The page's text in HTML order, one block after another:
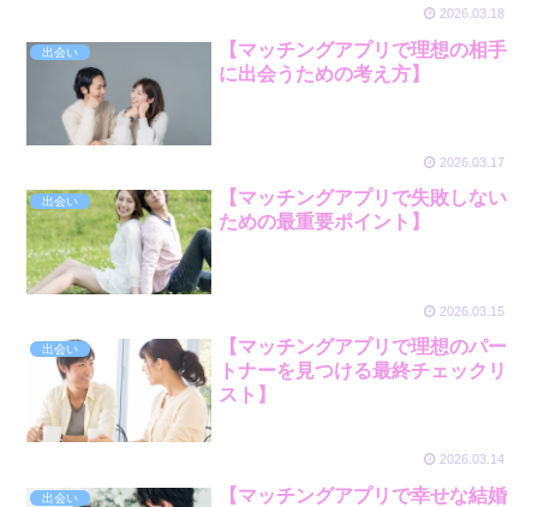
2026.03.18
出会い
【マッチングアプリで理想の相手
に出会うための考え方】
2026.03.17
出会い
【マッチングアプリで失敗しない
ための最重要ポイント】
2026.03.15
出会い
【マッチングアプリで理想のパー
トナーを見つける最終チェックリ
スト】
2026.03.14
出会い
【マッチングアプリで幸せな結婚